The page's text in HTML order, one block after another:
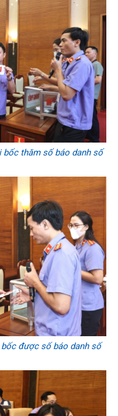
bốc thăm số báo danh số
được số báo danh số